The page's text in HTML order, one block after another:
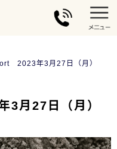
2023年3月27日（月）
月27日（月）